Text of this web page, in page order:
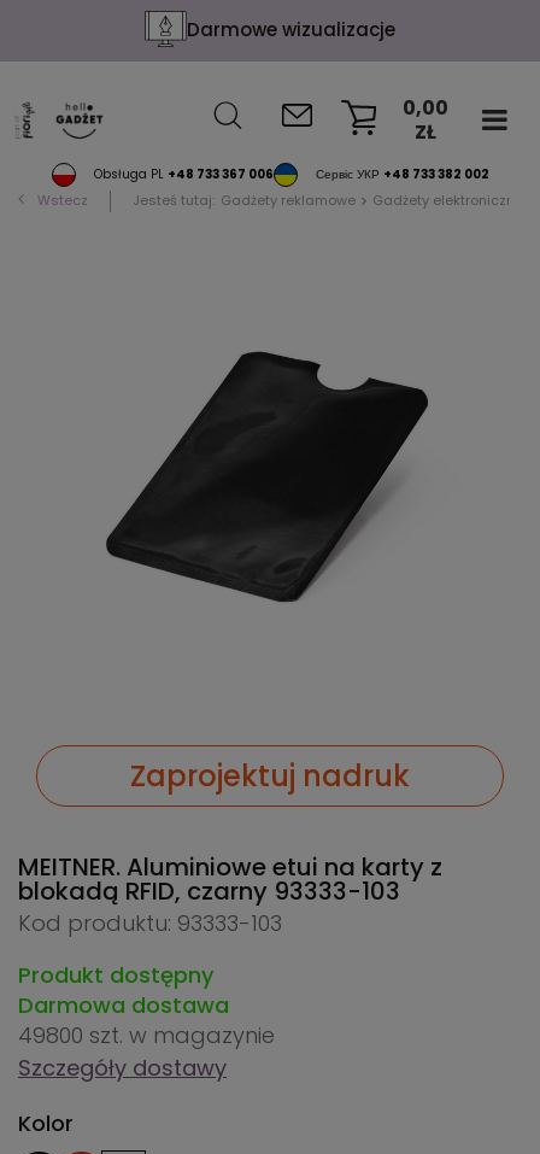
Darmowe wizualizacje
Obsługa PL +48 733 367 006 Сервіс УКР +48 733 382 002
0,00
ZŁ
Wstecz Jesteś tutaj: Gadżety reklamowe Gadżety elektroniczne
Zaprojektuj nadruk
MEITNER. Aluminiowe etui na karty z
blokadą RFID, czarny 93333-103
Kod produktu: 93333-103
Produkt dostępny
Darmowa dostawa
49800 szt. w magazynie
Szczegóły dostawy
Kolor